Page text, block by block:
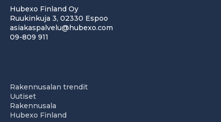
Hubexo Finland Oy
Ruukinkuja 3, 02330 Espoo
asiakaspalvelu@hubexo.com
09-809 911
Rakennusalan trendit
Uutiset
Rakennusala
Hubexo Finland